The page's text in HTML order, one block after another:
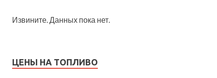
Извините. Данных пока нет.
ЦЕНЫ НА ТОПЛИВО